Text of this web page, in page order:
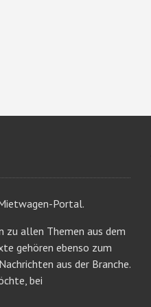
Portal.
allen Themen aus dem
gehören ebenso zum
aus der Branche.
bei